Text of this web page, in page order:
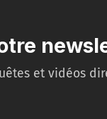
et vidéos